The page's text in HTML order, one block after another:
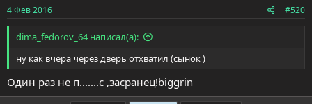
4 Фев 2016 #520
dima_fedorov_64 написал(а):
ну как вчера через дверь отхватил (сынок )
Один раз не п.......с ,засранец!biggrin